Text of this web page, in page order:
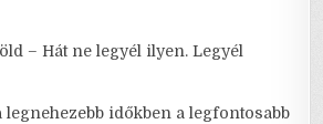
– Hát ne legyél ilyen. Legyél
legnehezebb időkben a legfontosabb